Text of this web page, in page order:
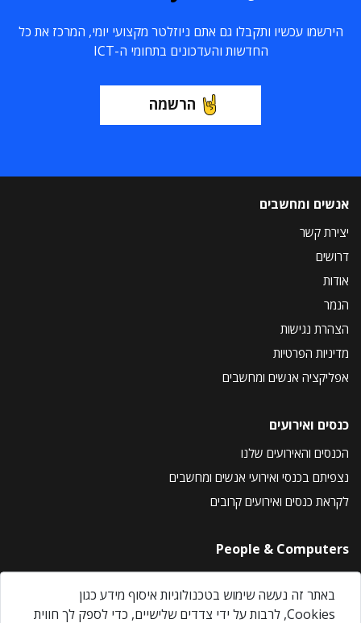
הירשמו עכשיו ותקבלו גם אתם ניוזלטר מקצועי יומי, המרכז את כל
החדשות והעדכונים בתחומי ה-ICT
הרשמה
אנשים ומחשבים
יצירת קשר
דרושים
אודות
הנמר
הצהרת נגישות
מדיניות הפרטיות
אפליקציה אנשים ומחשבים
כנסים ואירועים
הכנסים והאירועים שלנו
נצפיתם בכנסי ואירועי אנשים ומחשבים
לקראת כנסים ואירועים קרובים
People & Computers
About Us
Privacy Policy
באתר זה נעשה שימוש בטכנולוגיות איסוף מידע כגון
Cookies, לרבות על ידי צדדים שלישיים, כדי לספק לך חווית